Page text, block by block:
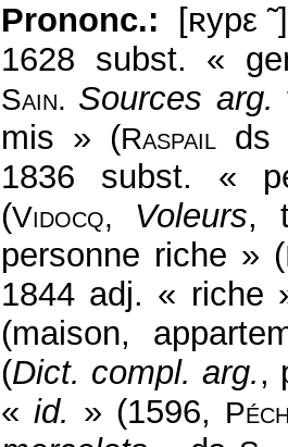
Prononc.: [ʀypε
1628 subst. «
Sain. Sources arg.
mis » (Raspail
1836 subst. «
(Vidocq, Voleurs,
personne riche » (
1844 adj. « riche
(maison,
(Dict. compl. arg.,
« id. » (1596,